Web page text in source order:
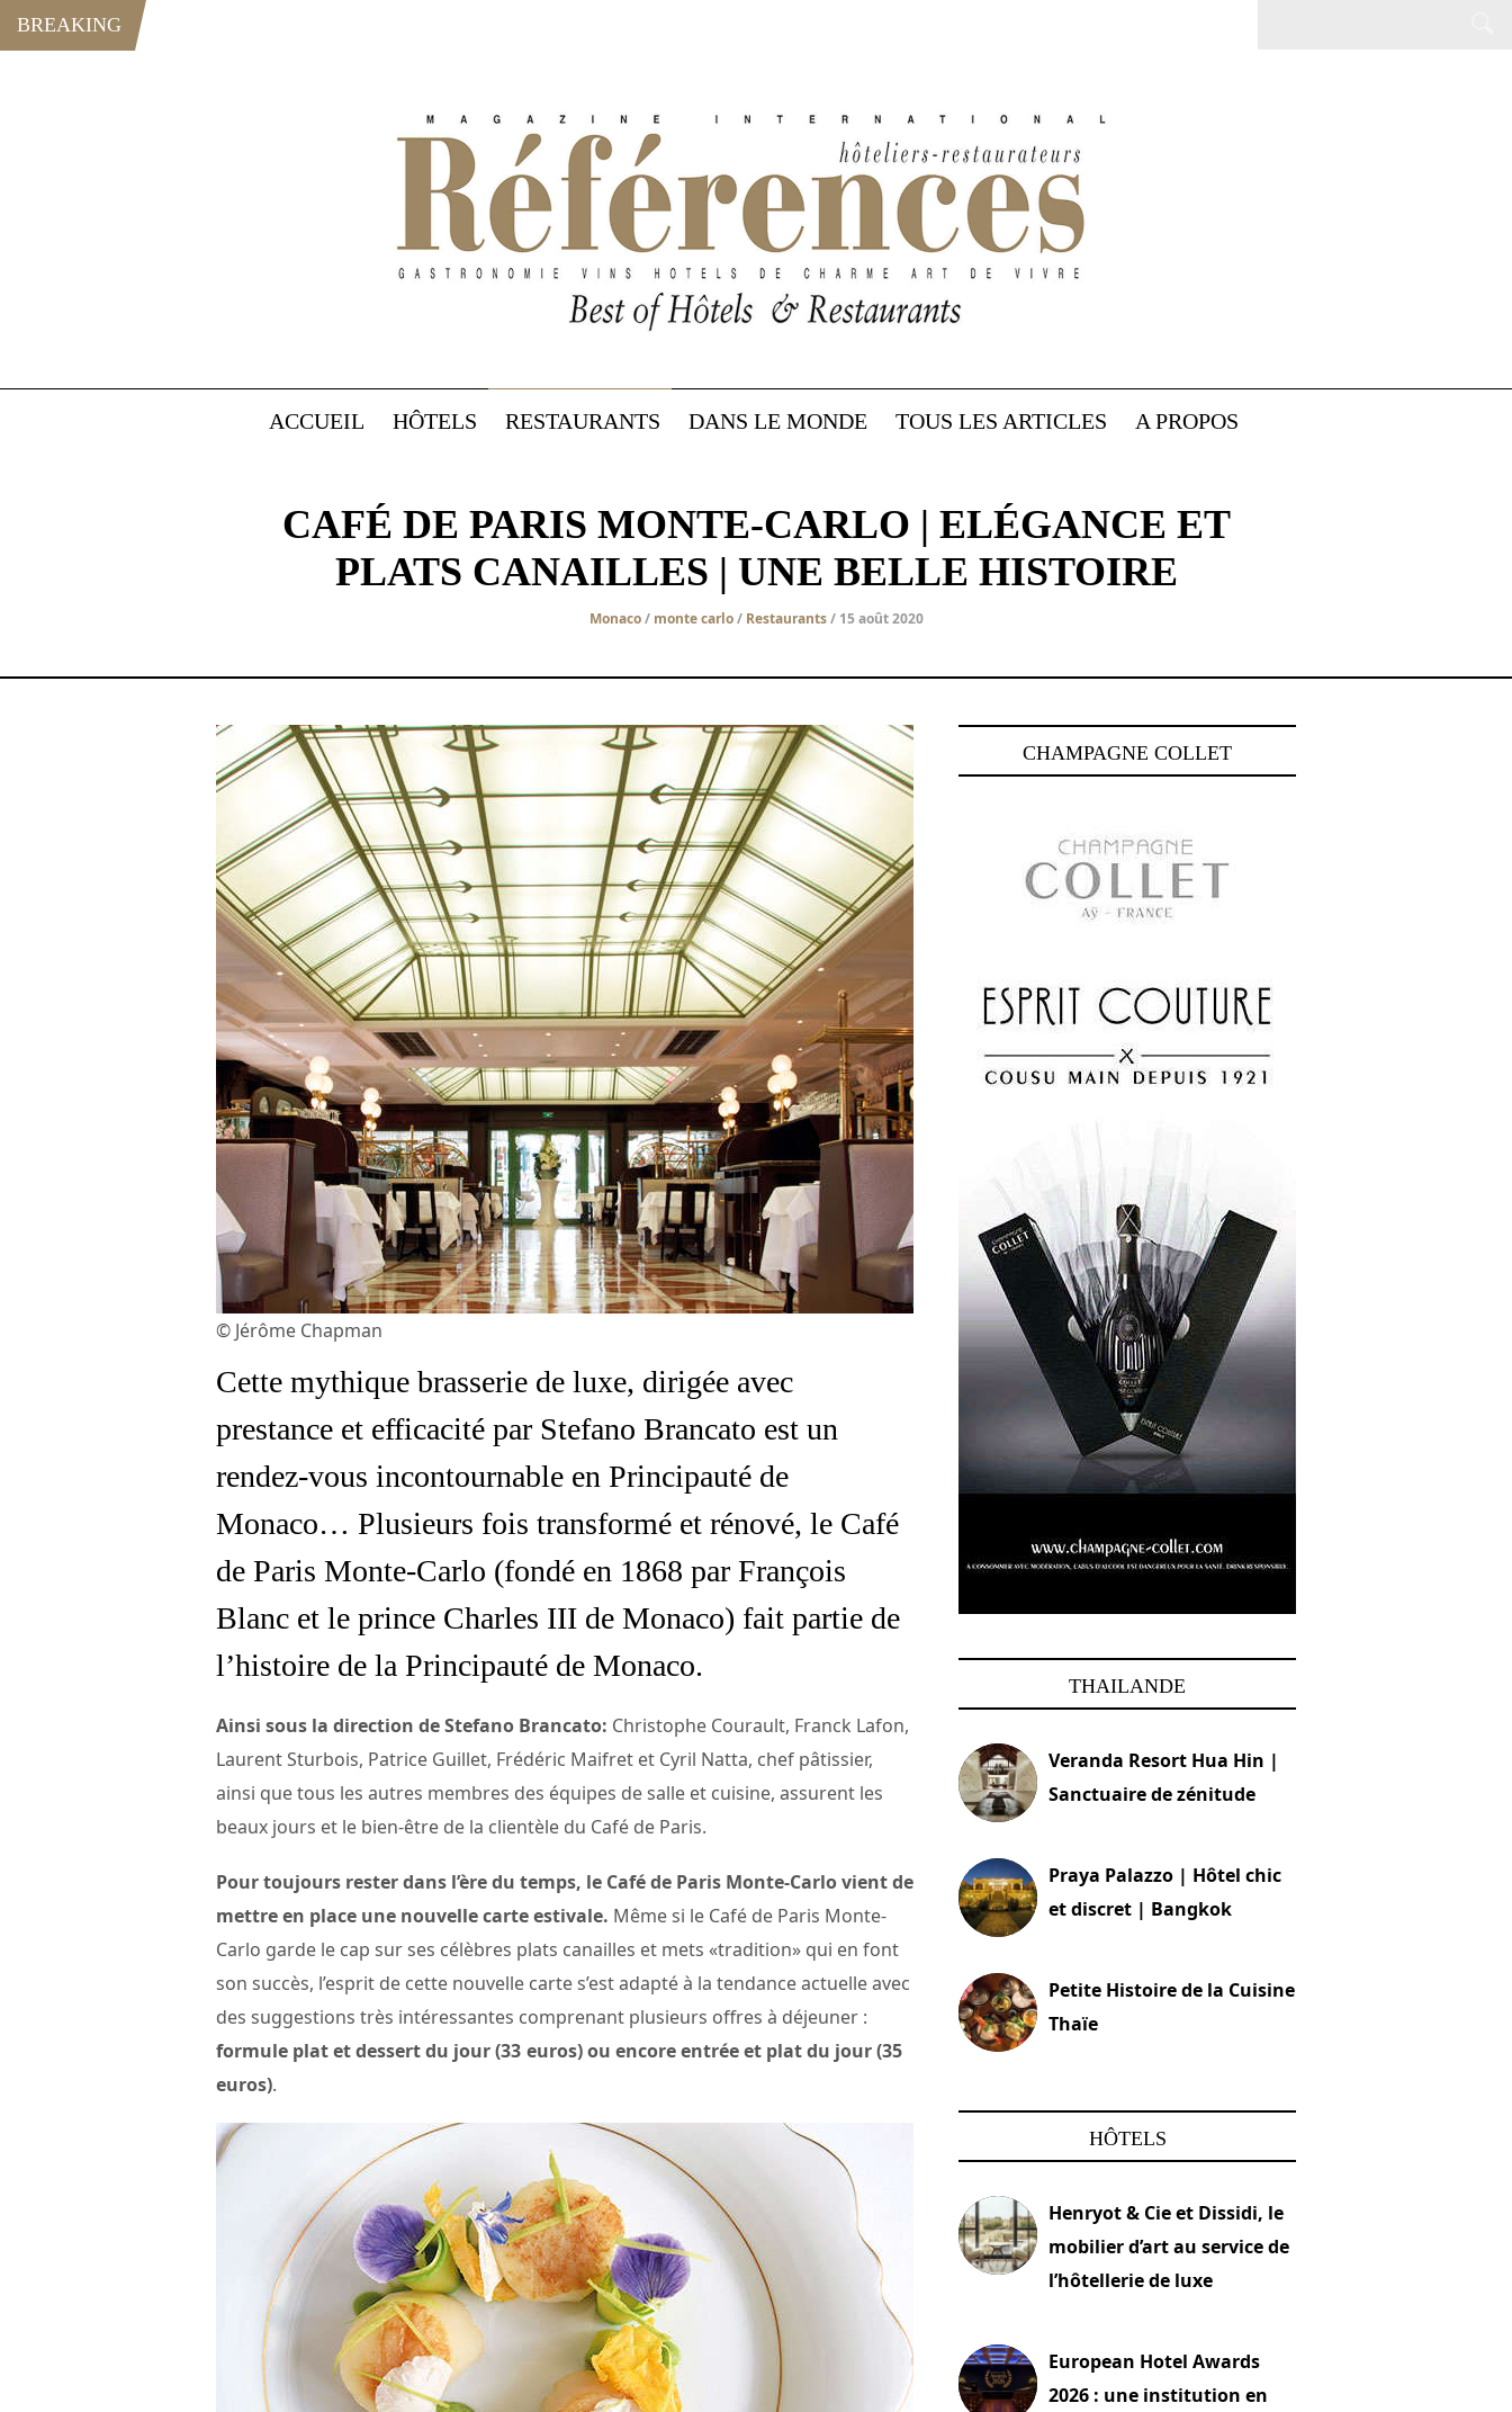
BREAKING
ACCUEIL HÔTELS RESTAURANTS DANS LE MONDE TOUS LES ARTICLES A PROPOS
CAFÉ DE PARIS MONTE-CARLO | ELÉGANCE ET
PLATS CANAILLES | UNE BELLE HISTOIRE
Monaco/ monte carlo/ Restaurants/ 15 août 2020
© Jérôme Chapman
Cette mythique brasserie de luxe, dirigée avec
prestance et efficacité par Stefano Brancato est un
rendez-vous incontournable en Principauté de
Monaco… Plusieurs fois transformé et rénové, le Café
de Paris Monte-Carlo (fondé en 1868 par François
Blanc et le prince Charles III de Monaco) fait partie de
l’histoire de la Principauté de Monaco.
Ainsi sous la direction de Stefano Brancato: Christophe Courault, Franck Lafon,
Laurent Sturbois, Patrice Guillet, Frédéric Maifret et Cyril Natta, chef pâtissier,
ainsi que tous les autres membres des équipes de salle et cuisine, assurent les
beaux jours et le bien-être de la clientèle du Café de Paris.
Pour toujours rester dans l’ère du temps, le Café de Paris Monte-Carlo vient de
mettre en place une nouvelle carte estivale. Même si le Café de Paris Monte-
Carlo garde le cap sur ses célèbres plats canailles et mets «tradition» qui en font
son succès, l’esprit de cette nouvelle carte s’est adapté à la tendance actuelle avec
des suggestions très intéressantes comprenant plusieurs offres à déjeuner :
formule plat et dessert du jour (33 euros) ou encore entrée et plat du jour (35
euros).
CHAMPAGNE COLLET
THAILANDE
Veranda Resort Hua Hin |
Sanctuaire de zénitude
Praya Palazzo | Hôtel chic
et discret | Bangkok
Petite Histoire de la Cuisine
Thaïe
HÔTELS
Henryot & Cie et Dissidi, le
mobilier d’art au service de
l’hôtellerie de luxe
European Hotel Awards
2026 : une institution en